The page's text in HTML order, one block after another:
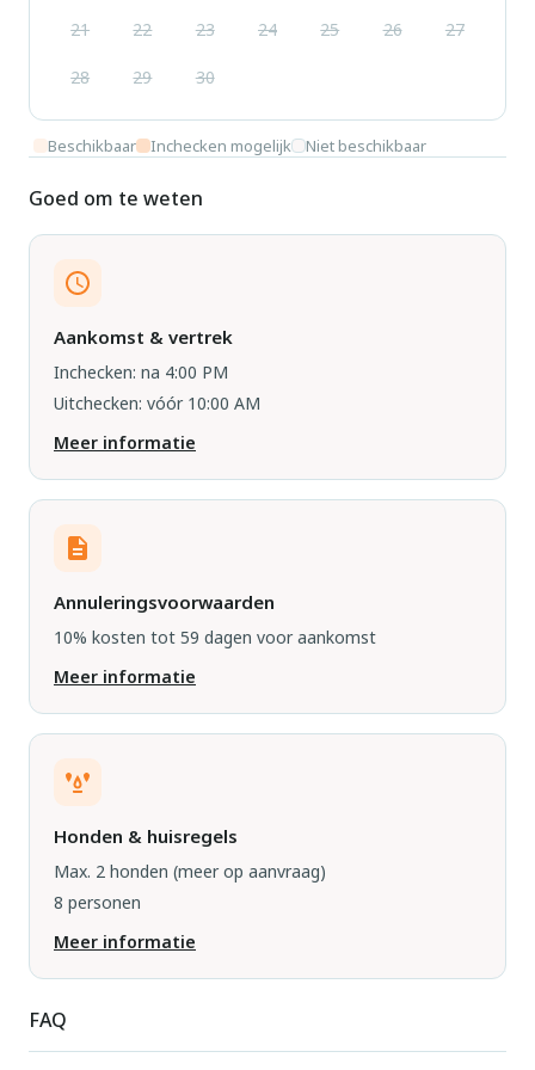
21 22 23 24 25 26 27
28 29 30
Beschikbaar Inchecken mogelijk Niet beschikbaar
Goed om te weten
Aankomst & vertrek
Inchecken: na 4:00 PM
Uitchecken: vóór 10:00 AM
Meer informatie
Annuleringsvoorwaarden
10% kosten tot 59 dagen voor aankomst
Meer informatie
Honden & huisregels
Max. 2 honden (meer op aanvraag)
8 personen
Meer informatie
FAQ